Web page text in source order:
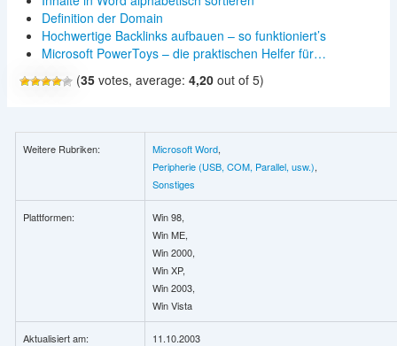
Definition der Domain
Hochwertige Backlinks aufbauen – so funktioniert’s
Microsoft PowerToys – die praktischen Helfer für…
(35votes, average: 4,20out of 5)
Weitere Rubriken: Microsoft Word,
Peripherie (USB, COM, Parallel, usw.),
Sonstiges
Plattformen:
Win 98,
Win ME,
Win 2000,
Win XP,
Win 2003,
Win Vista
Aktualisiert am: 11.10.2003